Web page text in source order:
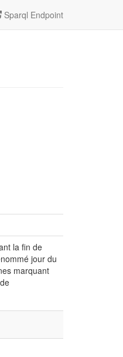
Sparql Endpoint
la fin de
jour du
marquant